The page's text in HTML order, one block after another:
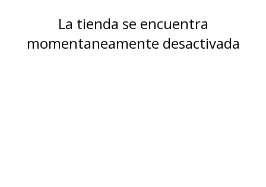
La tienda se encuentra
momentaneamente desactivada